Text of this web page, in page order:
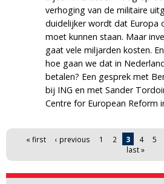
verhoging van de militaire
duidelijker wordt dat Europa
moet kunnen staan. Maar
gaat vele miljarden kosten.
hoe gaan we dat in
betalen? Een gesprek met
bij ING en met Sander
Centre for European Reform
Pages« first ‹ previous 1 2 3 4 5
last »